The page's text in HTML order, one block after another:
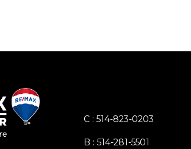
C : 514-823-0203
B : 514-281-5501